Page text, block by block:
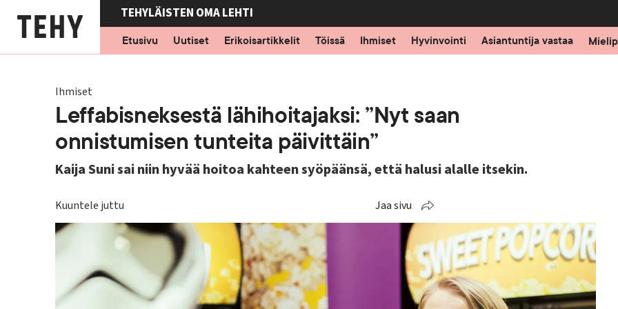
pääsisältöön
TEHYLÄISTEN OMA LEHTI
Etusivu
Uutiset Erikoisartikkelit Töissä Ihmiset Hyvinvointi Asiantuntija vastaa
Ihmiset
Leffabisneksestä lähihoitajaksi: ”Nyt saan
onnistumisen tunteita päivittäin”
Kaija Suni sai niin hyvää hoitoa kahteen syöpäänsä, että halusi alalle itsekin.
Kuuntele juttu Jaa sivu